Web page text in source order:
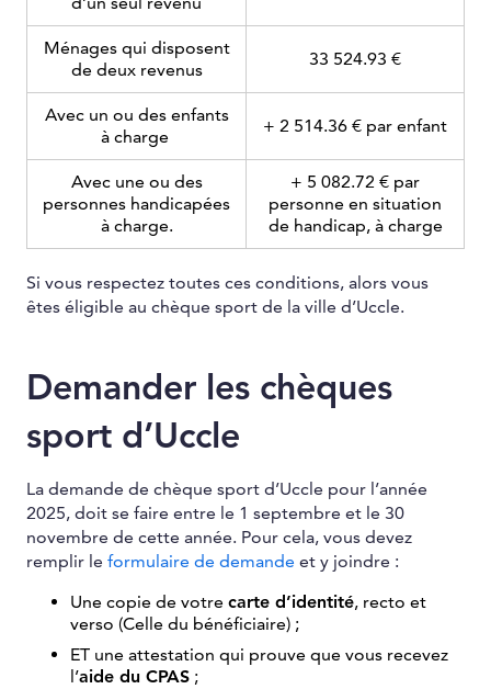
Ménages qui disposent
de deux revenus
33 524.93 €
Avec un ou des enfants
à charge
+ 2 514.36 € par enfant
Avec une ou des
personnes handicapées
à charge.
+ 5 082.72 € par
personne en situation
de handicap, à charge
Si vous respectez toutes ces conditions, alors vous
êtes éligible au chèque sport de la ville d’Uccle.
Demander les chèques
sport d’Uccle
La demande de chèque sport d’Uccle pour l’année
2025, doit se faire entre le 1 septembre et le 30
novembre de cette année. Pour cela, vous devez
remplir le formulaire de demande et y joindre :
Une copie de votre carte d’identité, recto et
verso (Celle du bénéficiaire) ;
ET une attestation qui prouve que vous recevez
l’aide du CPAS ;